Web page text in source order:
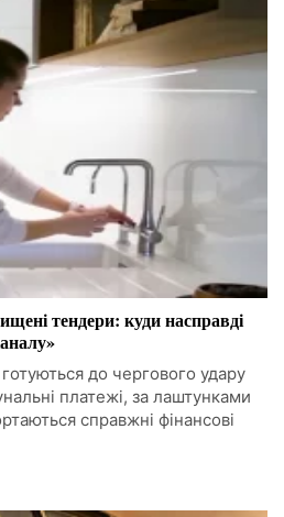
тендери: куди насправді
до чергового удару
платежі, за лаштунками
справжні фінансові